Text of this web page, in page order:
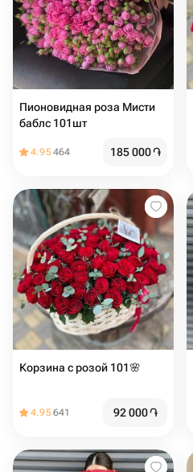
Пионовидная роза Мисти
баблс 101шт
4.95464 185 000֏
Корзина с розой 101🌸
4.95641 92 000֏